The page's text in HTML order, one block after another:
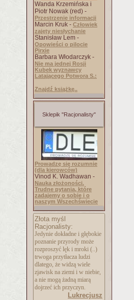
Wanda Krzemińska i
Piotr Nowak (red) -
Przestrzenie informacji
Marcin Kruk - Człowiek
zajęty niesłychanie
Stanisław Lem -
Opowieści o pilocie
Pirxie
Barbara Włodarczyk -
Nie ma jednej Rosji
Kubek wyznawcy
Latającego Potwora S.:
Znajdź książkę..
Sklepik "Racjonalisty"
Prowadzę się rozumnie
(dla kierowców)
Vinod K. Wadhawan -
Nauka złożoności.
Trudne pytania, które
zadajemy o sobie i o
naszym Wszechświecie
Złota myśl
Racjonalisty:
Jedynie dokładne i głębokie
poznanie przyrody może
rozproszyć lęk i mroki (..)
trwoga przytłacza ludzi
dlatego, że widzą wiele
zjawisk na ziemi i w niebie,
a nie mogą żadną miarą
dojrzeć ich przyczyn.
Lukrecjusz